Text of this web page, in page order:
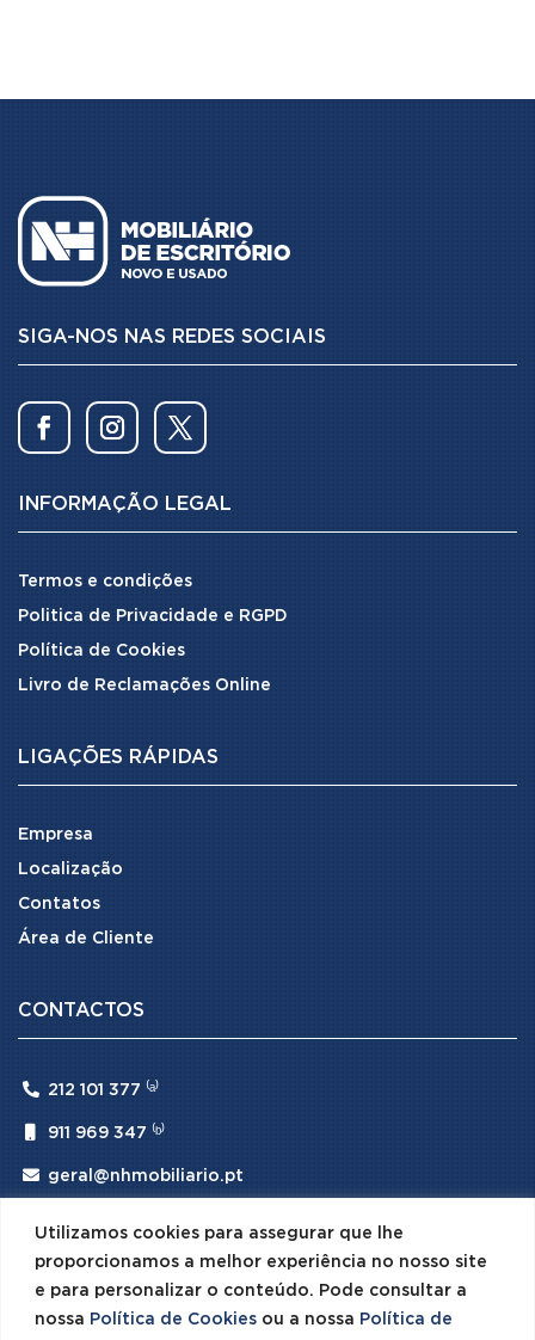
Utilizamos cookies para assegurar que lhe
proporcionamos a melhor experiência no nosso site
e para personalizar o conteúdo. Pode consultar a
nossa Política de Cookies ou a nossa Política de
SIGA-NOS NAS REDES SOCIAIS
INFORMAÇÃO LEGAL
Termos e condições
Politica de Privacidade e RGPD
Política de Cookies
Livro de Reclamações Online
LIGAÇÕES RÁPIDAS
Empresa
Localização
Contatos
Área de Cliente
CONTACTOS
 212 101 377 ⁽ᵃ⁾
911 969 347 ⁽ᵇ⁾
 geral@nhmobiliario.pt